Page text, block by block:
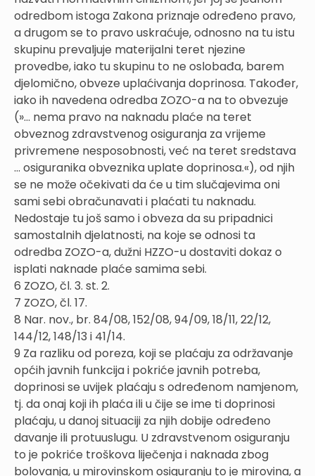
odredbom istoga Zakona priznaje određeno pravo,
a drugom se to pravo uskraćuje, odnosno na tu istu
skupinu prevaljuje materijalni teret njezine
provedbe, iako tu skupinu to ne oslobađa, barem
djelomično, obveze uplaćivanja doprinosa. Također,
iako ih navedena odredba ZOZO-a na to obvezuje
(»… nema pravo na naknadu plaće na teret
obveznog zdravstvenog osiguranja za vrijeme
privremene nesposobnosti, već na teret sredstava
… osiguranika obveznika uplate doprinosa.«), od njih
se ne može očekivati da će u tim slučajevima oni
sami sebi obračunavati i plaćati tu naknadu.
Nedostaje tu još samo i obveza da su pripadnici
samostalnih djelatnosti, na koje se odnosi ta
odredba ZOZO-a, dužni HZZO-u dostaviti dokaz o
isplati naknade plaće samima sebi.
6 ZOZO, čl. 3. st. 2.
7 ZOZO, čl. 17.
8 Nar. nov., br. 84/08, 152/08, 94/09, 18/11, 22/12,
144/12, 148/13 i 41/14.
9 Za razliku od poreza, koji se plaćaju za održavanje
općih javnih funkcija i pokriće javnih potreba,
doprinosi se uvijek plaćaju s određenom namjenom,
tj. da onaj koji ih plaća ili u čije se ime ti doprinosi
plaćaju, u danoj situaciji za njih dobije određeno
davanje ili protuuslugu. U zdravstvenom osiguranju
to je pokriće troškova liječenja i naknada zbog
bolovanja, u mirovinskom osiguranju to je mirovina, a